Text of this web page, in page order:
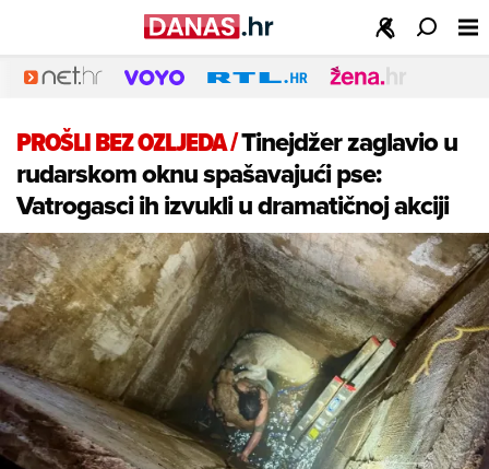
PROŠLI BEZ OZLJEDA/Tinejdžer zaglavio u
rudarskom oknu spašavajući pse:
Vatrogasci ih izvukli u dramatičnoj akciji